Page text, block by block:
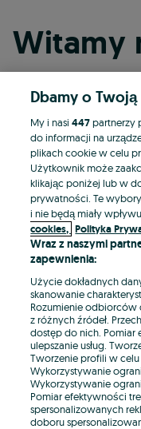
Witamy
E-mail
Hasło
Dbamy o
My i nasi447partnerzy
do informacji na
plikach cookie w celu
Użytkownik może
klikając poniżej lub w
prywatności. Te
i nie będą miały
cookies, Polityka
Wraz z naszymi
zapewnienia:
Użycie dokładnych
skanowanie
Rozumienie odbiorców
z różnych źródeł.
dostęp do nich. Pomiar
ulepszanie usług.
Tworzenie profili w
Wykorzystywanie
Wykorzystywanie
Pomiar efektywności
spersonalizowanych
doboru